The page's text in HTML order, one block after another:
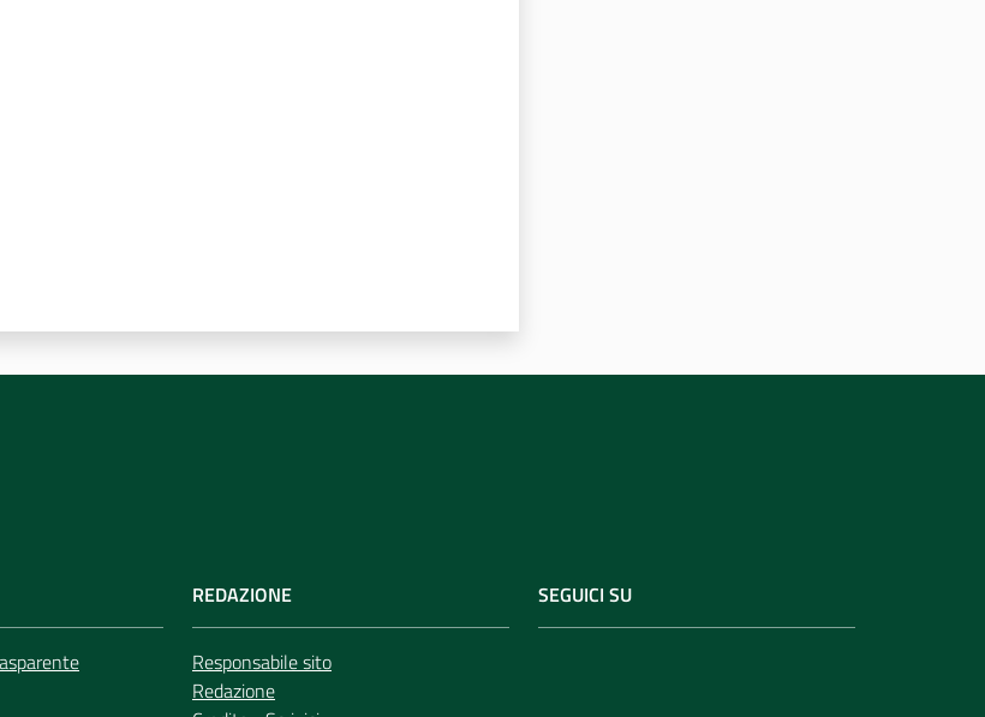
REDAZIONE
Responsabile sito
Redazione
SEGUICI SU